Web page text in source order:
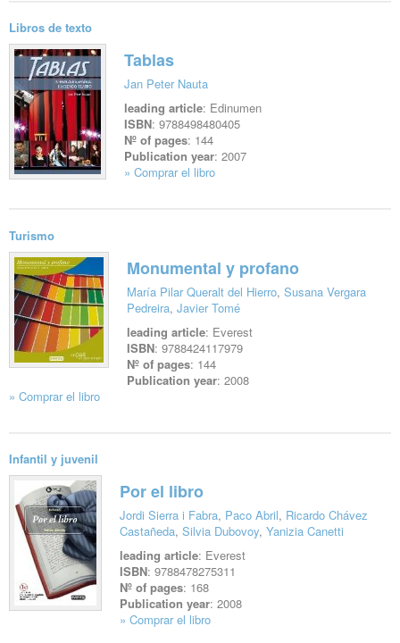
Libros de texto
Tablas
Jan Peter Nauta
leading article: Edinumen
ISBN: 9788498480405
Nº of pages: 144
Publication year: 2007
» Comprar el libro
Turismo
Monumental y profano
María Pilar Queralt del Hierro, Susana Vergara
Pedreira, Javier Tomé
leading article: Everest
ISBN: 9788424117979
Nº of pages: 144
Publication year: 2008
» Comprar el libro
Infantil y juvenil
Por el libro
Jordi Sierra i Fabra, Paco Abril, Ricardo Chávez
Castañeda, Silvia Dubovoy, Yanizia Canetti
leading article: Everest
ISBN: 9788478275311
Nº of pages: 168
Publication year: 2008
» Comprar el libro